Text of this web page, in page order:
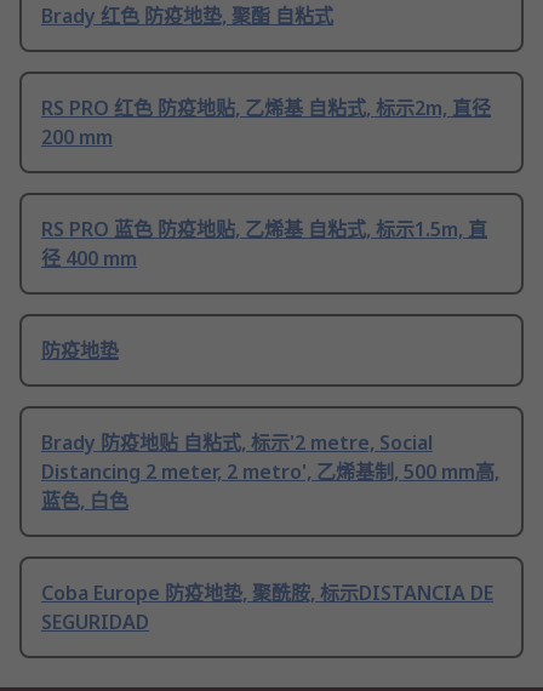
Brady 红色 防疫地垫, 聚酯 自粘式
RS PRO 红色 防疫地贴, 乙烯基 自粘式, 标示2m, 直径
200 mm
RS PRO 蓝色 防疫地贴, 乙烯基 自粘式, 标示1.5m, 直
径 400 mm
防疫地垫
Brady 防疫地贴 自粘式, 标示'2 metre, Social
Distancing 2 meter, 2 metro', 乙烯基制, 500 mm高,
蓝色, 白色
Coba Europe 防疫地垫, 聚酰胺, 标示DISTANCIA DE
SEGURIDAD